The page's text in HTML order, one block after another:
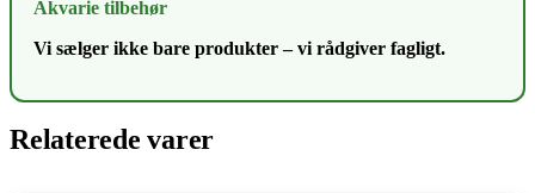
Akvarie tilbehør
Vi sælger ikke bare produkter – vi rådgiver fagligt.
Relaterede varer